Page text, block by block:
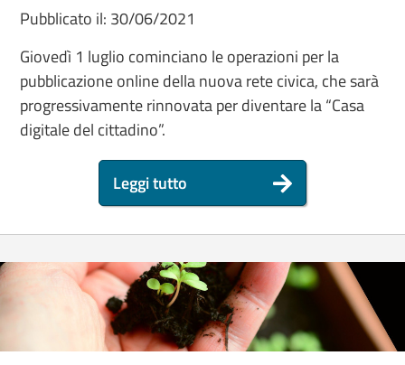
Pubblicato il: 30/06/2021
Giovedì 1 luglio cominciano le operazioni per la
pubblicazione online della nuova rete civica, che sarà
progressivamente rinnovata per diventare la “Casa
digitale del cittadino”.
Leggi tutto